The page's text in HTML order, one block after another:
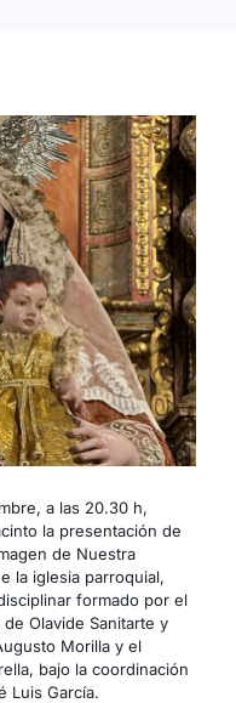
a las 20.30 h,
la presentación de
de Nuestra
la iglesia parroquial,
formado por el
Olavide Sanitarte y
Morilla y el
bajo la coordinación
Luis García.